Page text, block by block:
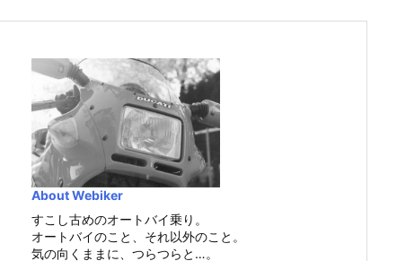
About Webiker
すこし古めのオートバイ乗り。
オートバイのこと、それ以外のこと。
気の向くままに、つらつらと…。